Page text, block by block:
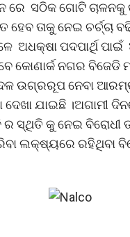
ରେ ସଠିକ ଗୋଟି ଚାଳନକୁ
ତାକୁ ନେଇ ଚର୍ଚ୍ଚା
ଅଧକ୍ଷା ପଦପାର୍ଥି ପାଇଁ
କୋଣାର୍କ ନଗର ବିଜେଡି
ଉଗ୍ରରୂପ ନେବା
ଯାଇଛି ।ଅଗାମୀ
ସ୍ଥିତି କୁ ନେଇ ବିରୋଧୀ
ଲକ୍ଷ୍ୟରେ ରହିଥିବା